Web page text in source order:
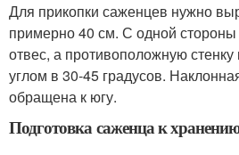
Для прикопки саженцев нужно
примерно 40 см. С одной
отвес, а противоположную
углом в 30-45 градусов.
обращена к югу.
Подготовка саженца к